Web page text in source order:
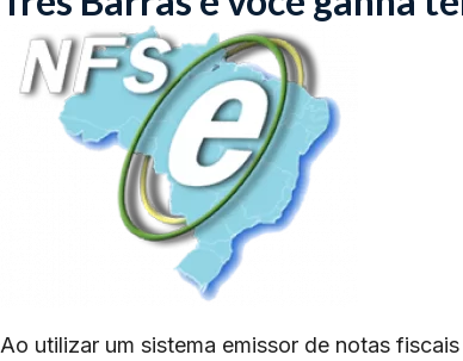
Ao utilizar um sistema emissor de notas